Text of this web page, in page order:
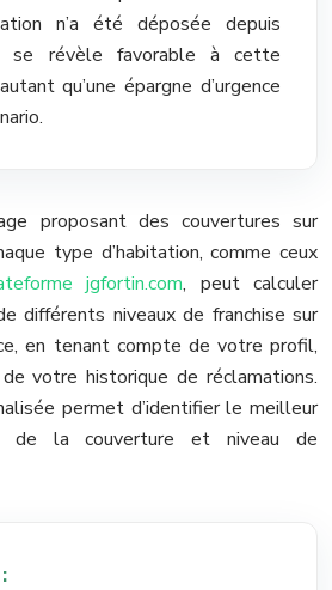
n’a été déposée depuis
se révèle favorable à cette
qu’une épargne d’urgence
proposant des couvertures sur
type d’habitation, comme ceux
jgfortin.com, peut calculer
différents niveaux de franchise sur
en tenant compte de votre profil,
votre historique de réclamations.
permet d’identifier le meilleur
de la couverture et niveau de